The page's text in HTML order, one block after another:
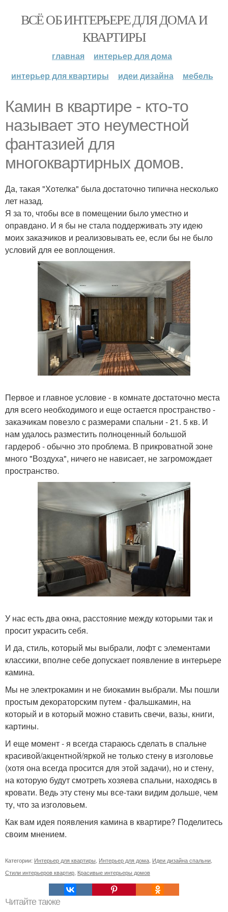
ВСЁ ОБ ИНТЕРЬЕРЕ ДЛЯ ДОМА И
КВАРТИРЫ
главная
интерьер для дома
интерьер для квартиры
идеи дизайна мебель
Камин в квартире - кто-то
называет это неуместной
фантазией для
многоквартирных домов.
Да, такая "Хотелка" была достаточно типична несколько
лет назад.
Я за то, чтобы все в помещении было уместно и
оправдано. И я бы не стала поддерживать эту идею
моих заказчиков и реализовывать ее, если бы не было
условий для ее воплощения.
Первое и главное условие - в комнате достаточно места
для всего необходимого и еще остается пространство -
заказчикам повезло с размерами спальни - 21. 5 кв. И
нам удалось разместить полноценный большой
гардероб - обычно это проблема. В прикроватной зоне
много "Воздуха", ничего не нависает, не загромождает
пространство.
У нас есть два окна, расстояние между которыми так и
просит украсить себя.
И да, стиль, который мы выбрали, лофт с элементами
классики, вполне себе допускает появление в интерьере
камина.
Мы не электрокамин и не биокамин выбрали. Мы пошли
простым декораторским путем - фальшкамин, на
который и в который можно ставить свечи, вазы, книги,
картины.
И еще момент - я всегда стараюсь сделать в спальне
красивой/акцентной/яркой не только стену в изголовье
(хотя она всегда просится для этой задачи), но и стену,
на которую будут смотреть хозяева спальни, находясь в
кровати. Ведь эту стену мы все-таки видим дольше, чем
ту, что за изголовьем.
Как вам идея появления камина в квартире? Поделитесь
своим мнением.
Категории: Интерьер для квартиры Интерьер для дома Идеи дизайна спальни
Стили интерьеров квартир Красивые интерьеры домов
Читайте также